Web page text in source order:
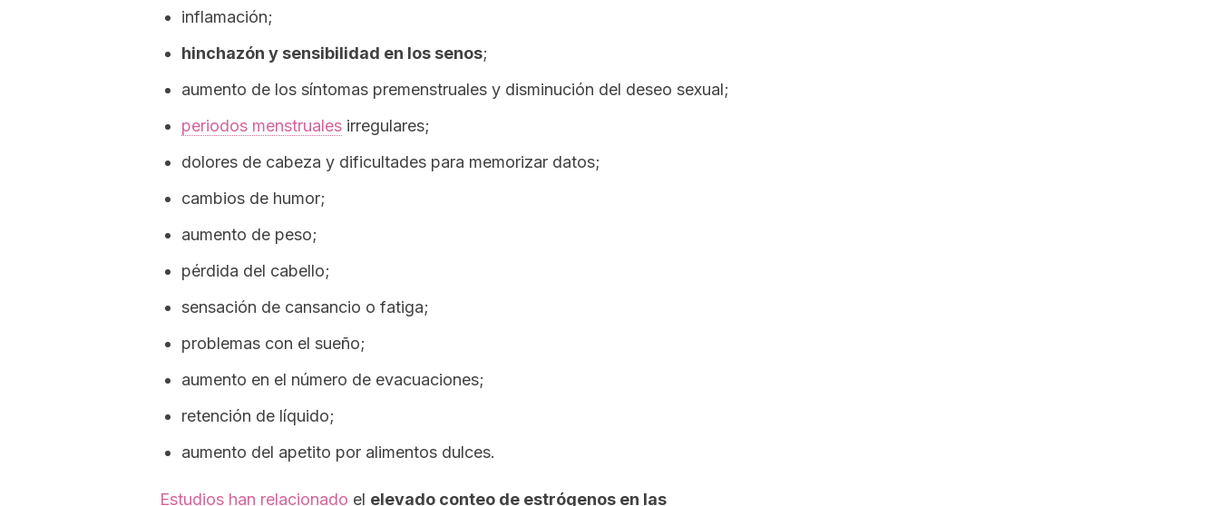
inflamación;
hinchazón y sensibilidad en los senos;
aumento de los síntomas premenstruales y disminución del deseo sexual;
periodos menstruales irregulares;
dolores de cabeza y dificultades para memorizar datos;
cambios de humor;
aumento de peso;
pérdida del cabello;
sensación de cansancio o fatiga;
problemas con el sueño;
aumento en el número de evacuaciones;
retención de líquido;
aumento del apetito por alimentos dulces.
Estudios han relacionado el elevado conteo de estrógenos en las